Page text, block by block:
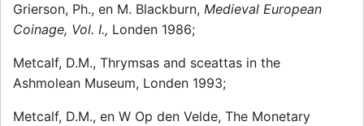
Grierson, Ph., en M. Blackburn, Medieval European
Coinage, Vol. I., Londen 1986;
Metcalf, D.M., Thrymsas and sceattas in the
Ashmolean Museum, Londen 1993;
Metcalf, D.M., en W Op den Velde, The Monetary